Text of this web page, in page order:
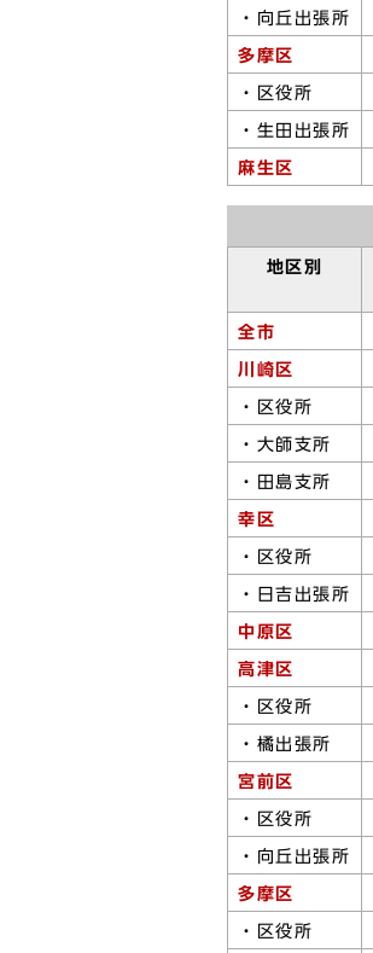
・向丘出張所
多摩区
・区役所
・生田出張所
麻生区
地区別
全市
川崎区
・区役所
・大師支所
・田島支所
幸区
・区役所
・日吉出張所
中原区
高津区
・区役所
・橘出張所
宮前区
・区役所
・向丘出張所
多摩区
・区役所